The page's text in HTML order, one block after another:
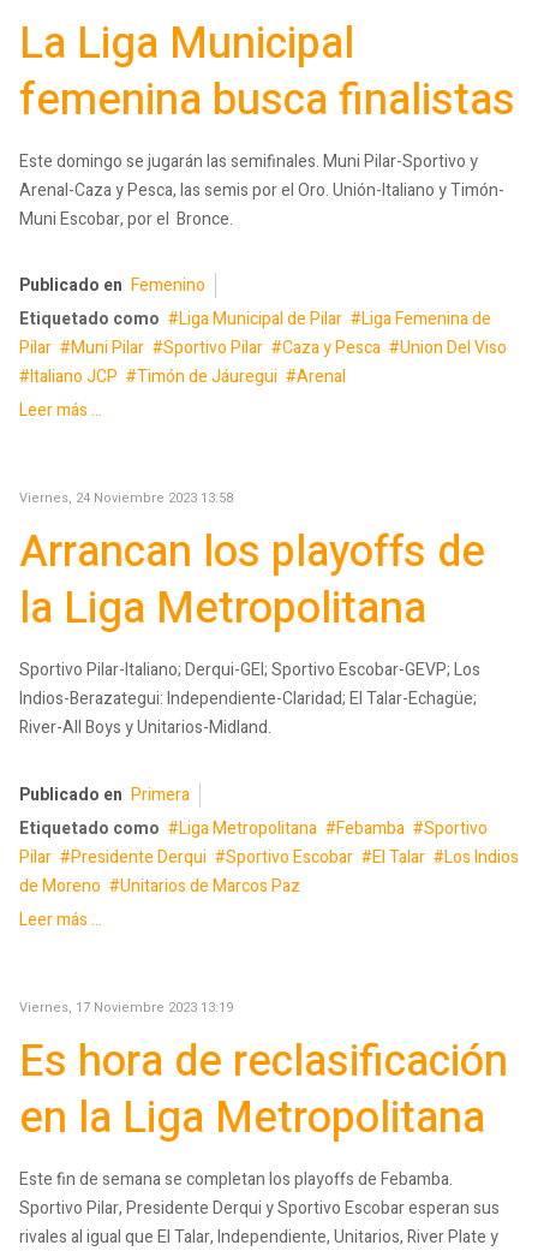
La Liga Municipal
femenina busca finalistas
Este domingo se jugarán las semifinales. Muni Pilar-Sportivo y
Arenal-Caza y Pesca, las semis por el Oro. Unión-Italiano y Timón-
Muni Escobar, por el Bronce.
Publicado en Femenino
Etiquetado como
Liga Municipal de Pilar
Liga Femenina de
Pilar
Muni Pilar Sportivo Pilar Caza y Pesca
Union Del Viso
Italiano JCP
Timón de Jáuregui
Arenal
Leer más ...
Viernes, 24 Noviembre 2023 13:58
Arrancan los playoffs de
la Liga Metropolitana
Sportivo Pilar-Italiano; Derqui-GEI; Sportivo Escobar-GEVP; Los
Indios-Berazategui: Independiente-Claridad; El Talar-Echagüe;
River-All Boys y Unitarios-Midland.
Publicado en Primera
Etiquetado como
Liga Metropolitana Febamba
Sportivo
Pilar
Presidente Derqui Sportivo Escobar El Talar
Los Indios
de Moreno
Unitarios de Marcos Paz
Leer más ...
Viernes, 17 Noviembre 2023 13:19
Es hora de reclasificación
en la Liga Metropolitana
Este fin de semana se completan los playoffs de Febamba.
Sportivo Pilar, Presidente Derqui y Sportivo Escobar esperan sus
rivales al igual que El Talar, Independiente, Unitarios, River Plate y